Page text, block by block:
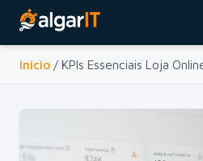
Inicio / KPIs Essenciais Loja